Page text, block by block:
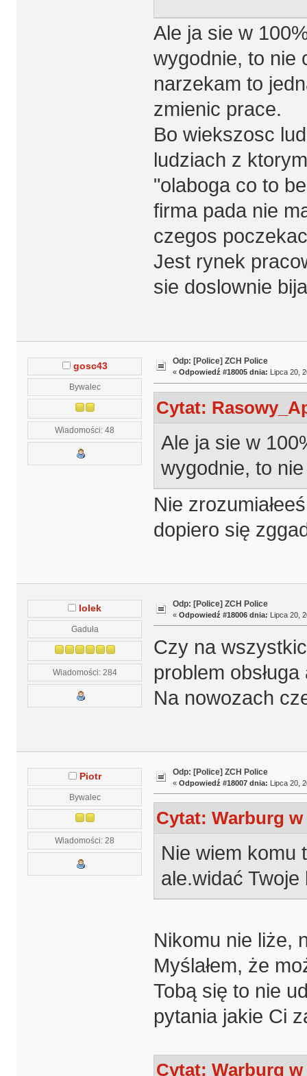
Ale ja sie w
wygodnie, to nie
narzekam to
zmienic prace.
Bo wiekszosc
ludziach z
"olaboga co to
firma pada nie
czegos
Jest rynek
sie doslownie
gosc43
Bywalec
Wiadomości: 48
Odp: [Police] ZCH Police
« Odpowiedź #18005 dnia: Lipca 20,
Cytat:
Ale ja sie w
wygodnie, to
Nie
dopiero się
lolek
Gaduła
Wiadomości: 284
Odp: [Police] ZCH Police
« Odpowiedź #18006 dnia: Lipca 20,
Czy na
problem
Na nowozach
Piotr
Bywalec
Wiadomości: 28
Odp: [Police] ZCH Police
« Odpowiedź #18007 dnia: Lipca 20,
Cytat: Warburg w
Nie wiem komu
ale.widać Twoje
Nikomu nie liże,
Myślałem, że
Tobą się to nie
pytania jakie Ci
Cytat: Warburg w